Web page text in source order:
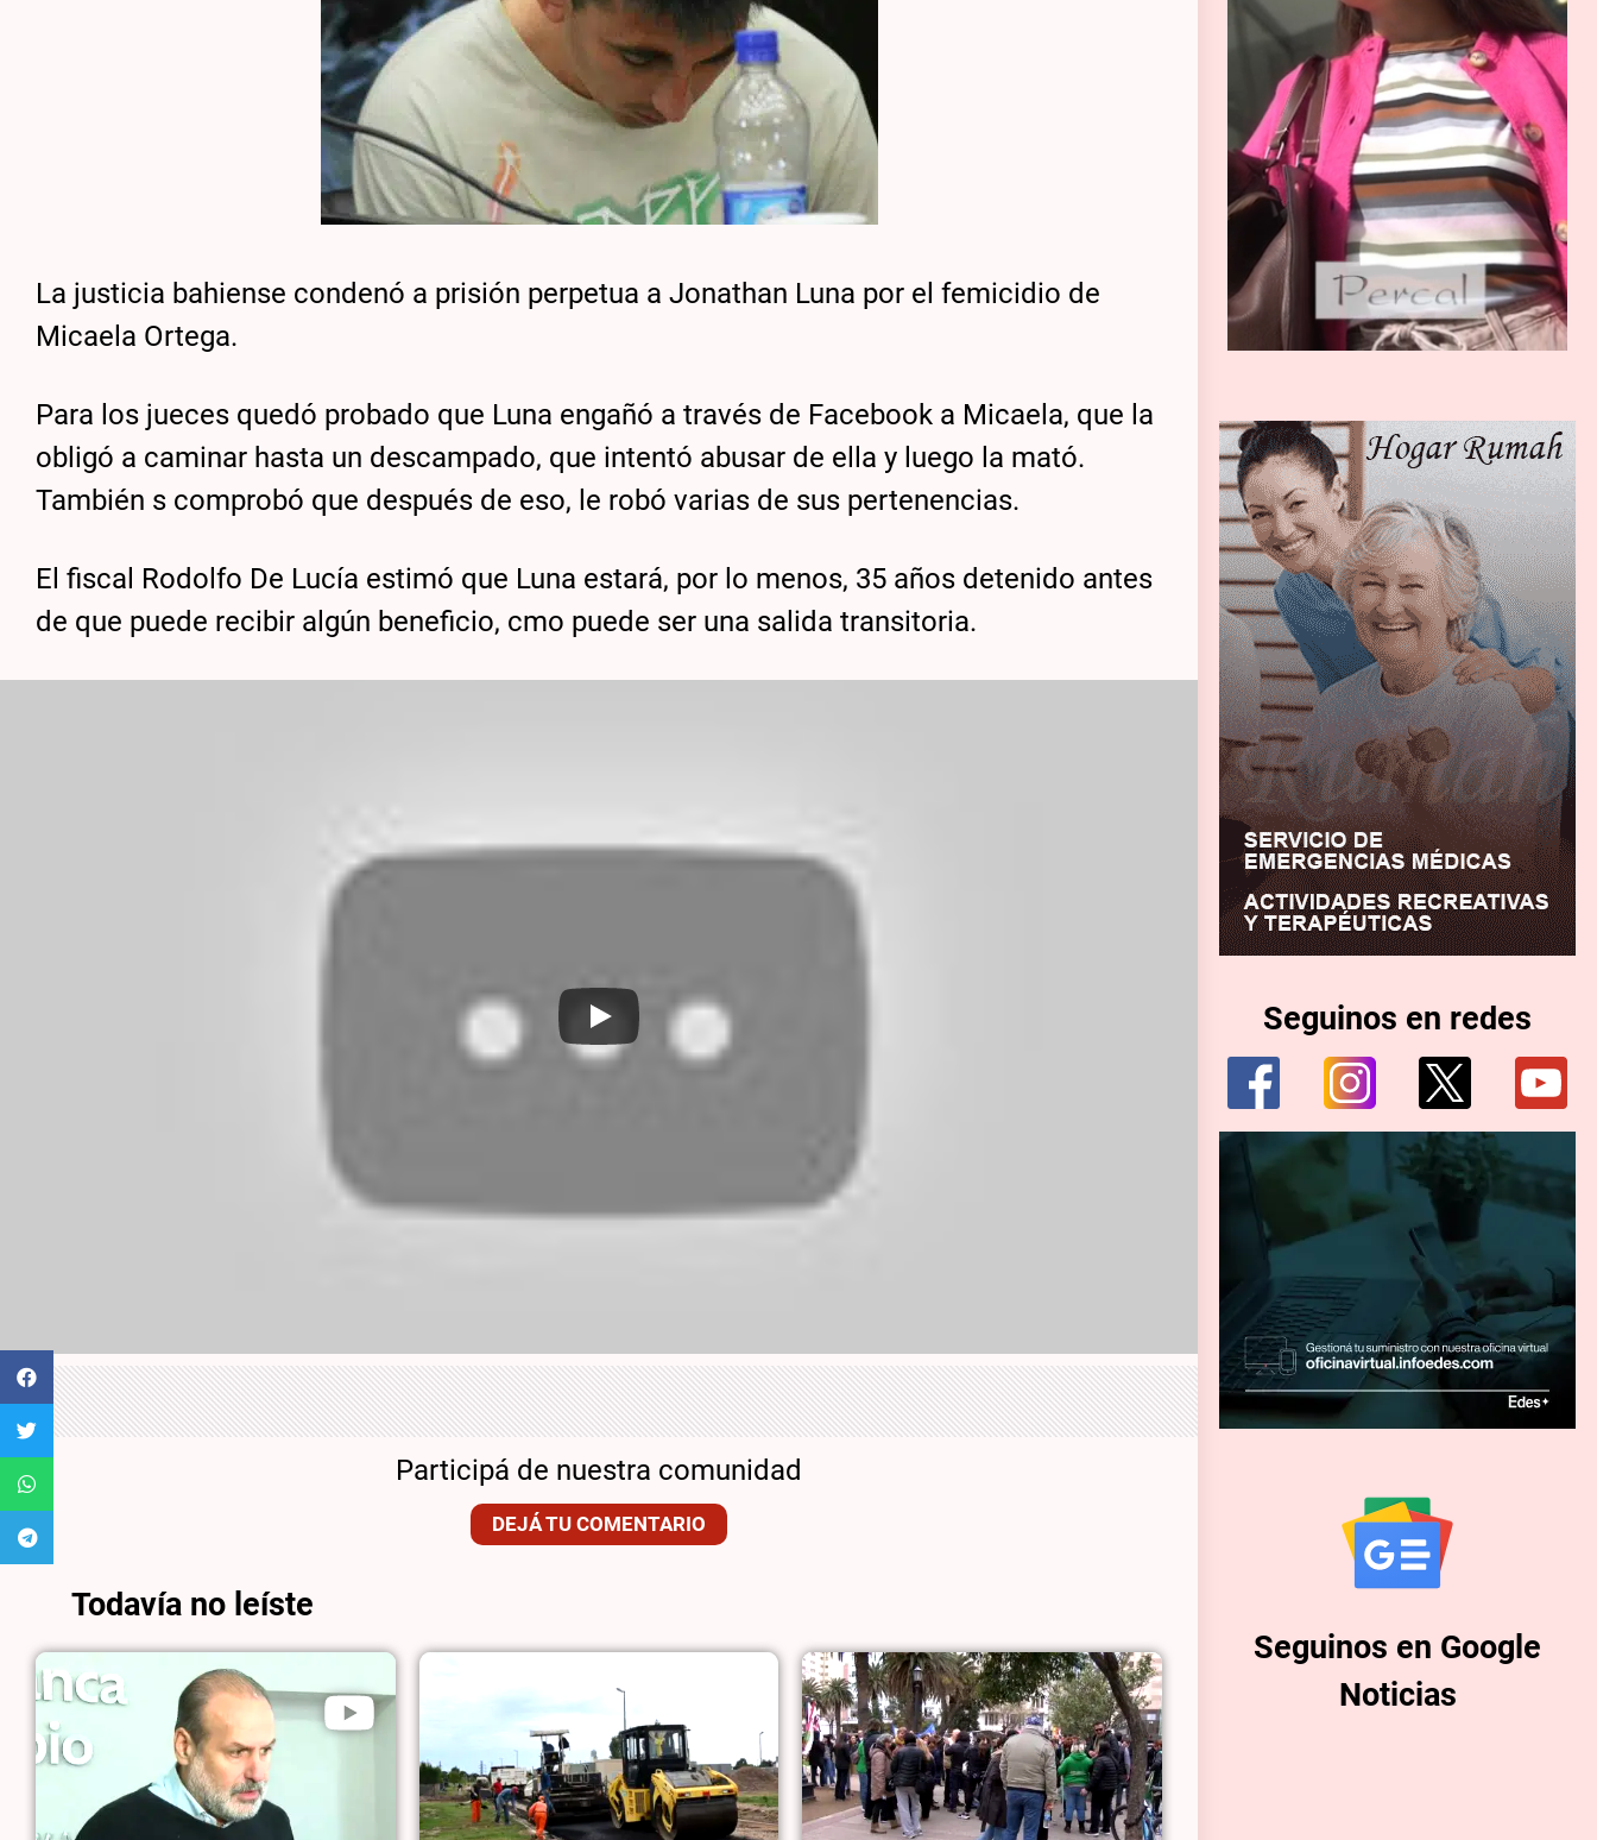
La justicia bahiense condenó a prisión perpetua a Jonathan Luna por el femicidio de
Micaela Ortega.
Para los jueces quedó probado que Luna engañó a través de Facebook a Micaela, que la
obligó a caminar hasta un descampado, que intentó abusar de ella y luego la mató.
También s comprobó que después de eso, le robó varias de sus pertenencias.
El fiscal Rodolfo De Lucía estimó que Luna estará, por lo menos, 35 años detenido antes
de que puede recibir algún beneficio, cmo puede ser una salida transitoria.
Participá de nuestra comunidad
DEJÁ TU COMENTARIO
Todavía no leíste
Seguinos en redes
Seguinos en Google
Noticias